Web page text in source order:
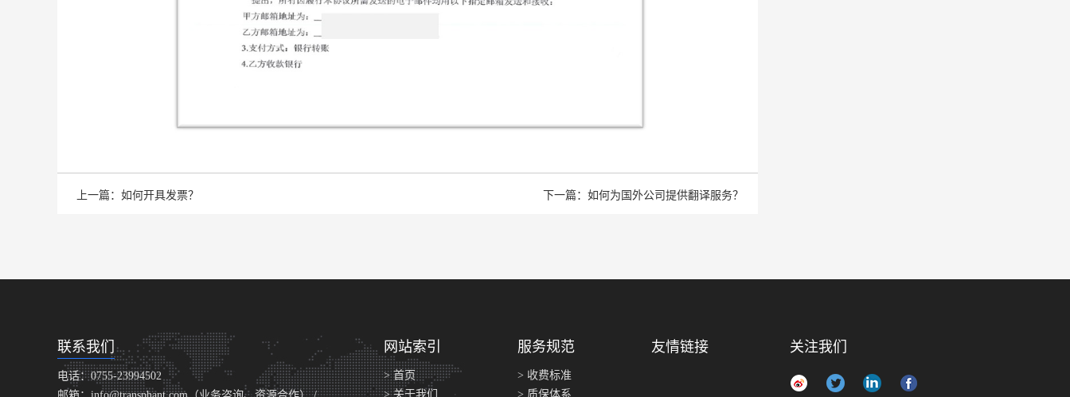
上一篇：如何开具发票？ 下一篇：如何为国外公司提供翻译服务？
联系我们
电话：0755-23994502
网站索引
> 首页
> 关于我们
服务规范
> 收费标准
> 质保体系
友情链接 关注我们